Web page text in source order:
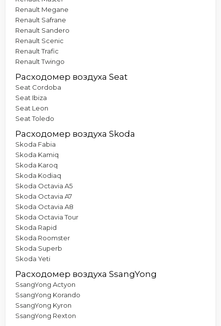
Renault Megane
Renault Safrane
Renault Sandero
Renault Scenic
Renault Trafic
Renault Twingo
Расходомер воздуха Seat
Seat Cordoba
Seat Ibiza
Seat Leon
Seat Toledo
Расходомер воздуха Skoda
Skoda Fabia
Skoda Kamiq
Skoda Karoq
Skoda Kodiaq
Skoda Octavia A5
Skoda Octavia A7
Skoda Octavia A8
Skoda Octavia Tour
Skoda Rapid
Skoda Roomster
Skoda Superb
Skoda Yeti
Расходомер воздуха SsangYong
SsangYong Actyon
SsangYong Korando
SsangYong Kyron
SsangYong Rexton